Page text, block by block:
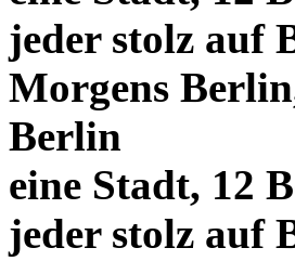
jeder stolz auf
Morgens
Berlin
eine Stadt, 12
jeder stolz auf